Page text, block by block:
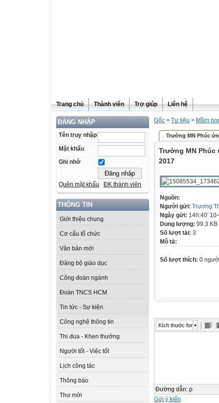
Trang chủ Thành viên Trợ giúp Liên hệ
ĐĂNG NHẬP
Tên truy nhập
Mật khẩu
Ghi nhớ
Quên mật khẩu ĐK thành viên
THÔNG TIN
Giới thiệu chung
Cơ cấu tổ chức
Văn bản mới
Đảng bộ giáo dục
Công đoàn ngành
Đoàn TNCS HCM
Tin tức - Sự kiện
Công nghệ thông tin
Thi đua - Khen thưởng
Người tốt - Việc tốt
Lịch công tác
Thông báo
Thư mời
Gốc > Tư liệu > Mầm
Trường MN Phúc
Trường MN Phúc
2017
Nguồn:
Người gửi: Trương
Ngày gửi: 14h:40'
Dung lượng: 99.3 KB
Số lượt tải: 3
Mô tả:
Số lượt thích: 0
Kích thước font
Đường dẫn: p
Gửi ý kiến